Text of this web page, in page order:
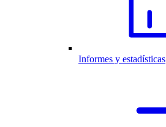
Informes y estadísticas